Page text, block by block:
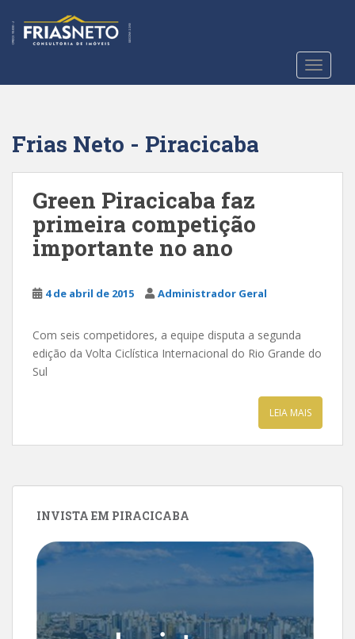
t
Frias Neto - Piracicaba
Green Piracicaba faz
primeira competição
importante no ano
4 de abril de 2015 Administrador Geral
Com seis competidores, a equipe disputa a segunda
edição da Volta Ciclística Internacional do Rio Grande do
Sul
LEIA MAIS
INVISTA EM PIRACICABA